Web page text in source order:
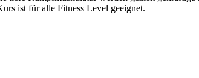
ist für alle Fitness Level geeignet.